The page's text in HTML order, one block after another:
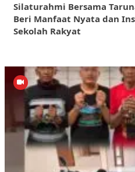
Silaturahmi Bersama
Beri Manfaat Nyata dan
Sekolah Rakyat